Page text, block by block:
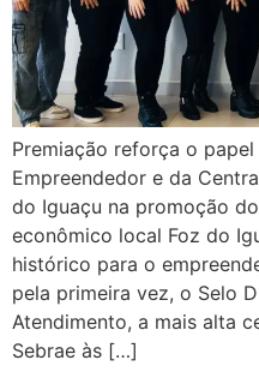
Premiação reforça o
Empreendedor e da
do Iguaçu na promoção
econômico local Foz do
histórico para o
pela primeira vez, o Selo
Atendimento, a mais alta
Sebrae às […]